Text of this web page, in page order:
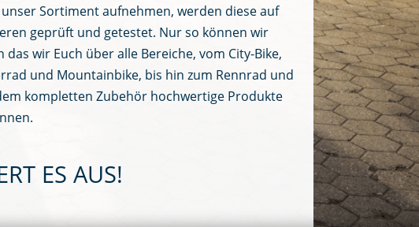
Sortiment aufnehmen, werden diese auf
geprüft und getestet. Nur so können wir
das wir Euch über alle Bereiche, vom City-Bike,
und Mountainbike, bis hin zum Rennrad und
kompletten Zubehör hochwertige Produkte
ES AUS!